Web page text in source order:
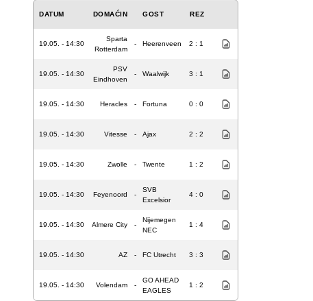
DATUM DOMAĆIN GOST REZ
19.05. - 14:30
Sparta
Rotterdam
- Heerenveen 2 : 1
19.05. - 14:30
PSV
Eindhoven
- Waalwijk 3 : 1
19.05. - 14:30 Heracles - Fortuna 0 : 0
19.05. - 14:30 Vitesse - Ajax 2 : 2
19.05. - 14:30 Zwolle - Twente 1 : 2
19.05. - 14:30 Feyenoord -
SVB
Excelsior
4 : 0
19.05. - 14:30 Almere City -
Nijemegen
NEC
1 : 4
19.05. - 14:30 AZ - FC Utrecht 3 : 3
19.05. - 14:30 Volendam -
GO AHEAD
EAGLES
1 : 2